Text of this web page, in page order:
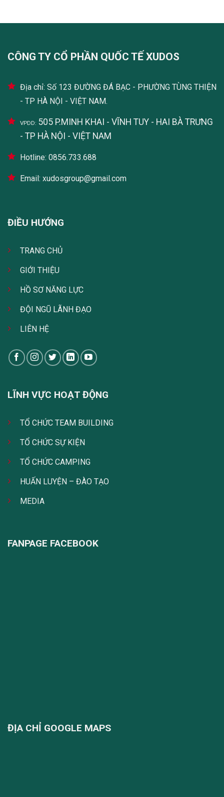
CÔNG TY CỔ PHẦN QUỐC TẾ XUDOS
Địa chỉ: Số 123 ĐƯỜNG ĐÁ BẠC - PHƯỜNG TÙNG THIỆN
- TP HÀ NỘI - VIỆT NAM.
VPDD: 505 P.MINH KHAI - VĨNH TUY - HAI BÀ TRƯNG
- TP HÀ NỘI - VIỆT NAM
Hotline: 0856.733.688
Email: xudosgroup@gmail.com
ĐIỀU HƯỚNG
TRANG CHỦ
GIỚI THIỆU
HỒ SƠ NĂNG LỰC
ĐỘI NGŨ LÃNH ĐẠO
LIÊN HỆ
LĨNH VỰC HOẠT ĐỘNG
TỔ CHỨC TEAM BUILDING
TỔ CHỨC SỰ KIỆN
TỔ CHỨC CAMPING
HUẤN LUYỆN – ĐÀO TẠO
MEDIA
FANPAGE FACEBOOK
ĐỊA CHỈ GOOGLE MAPS